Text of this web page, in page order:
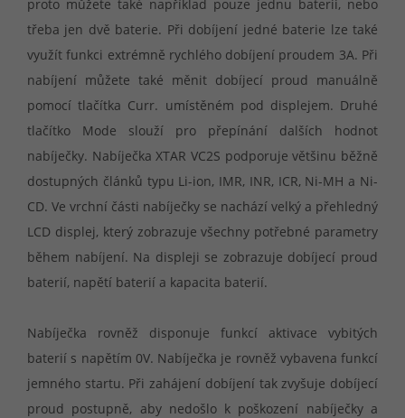
proto můžete také například pouze jednu baterii, nebo
třeba jen dvě baterie. Při dobíjení jedné baterie lze také
využít funkci extrémně rychlého dobíjení proudem 3A. Při
nabíjení můžete také měnit dobíjecí proud manuálně
pomocí tlačítka Curr. umístěném pod displejem. Druhé
tlačítko Mode slouží pro přepínání dalších hodnot
nabíječky. Nabíječka XTAR VC2S podporuje většinu běžně
dostupných článků typu Li-ion, IMR, INR, ICR, Ni-MH a Ni-
CD. Ve vrchní části nabíječky se nachází velký a přehledný
LCD displej, který zobrazuje všechny potřebné parametry
během nabíjení. Na displeji se zobrazuje dobíjecí proud
baterií, napětí baterií a kapacita baterií.
Nabíječka rovněž disponuje funkcí aktivace vybitých
baterií s napětím 0V. Nabíječka je rovněž vybavena funkcí
jemného startu. Při zahájení dobíjení tak zvyšuje dobíjecí
proud postupně, aby nedošlo k poškození nabíječky a